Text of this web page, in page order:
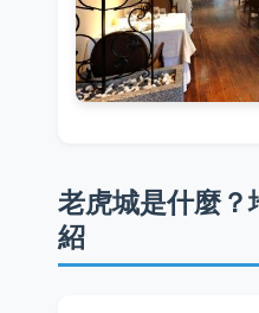
老虎城是什麼
紹